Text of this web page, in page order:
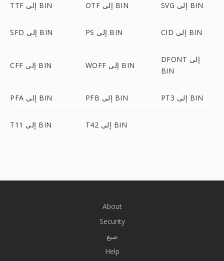
TTF إلى BIN OTF إلى BIN SVG إلى BIN
SFD إلى BIN PS إلى BIN CID إلى BIN
CFF إلى BIN WOFF إلى BIN
DFONT إلى
BIN
PFA إلى BIN PFB إلى BIN PT3 إلى BIN
T11 إلى BIN T42 إلى BIN
About
Security
صيغ
Help